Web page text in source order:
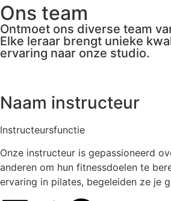
Ons team
Ontmoet ons diverse team
Elke leraar brengt unieke
ervaring naar onze studio.
Naam instructeur
Instructeursfunctie
Onze instructeur is gepassioneerd
anderen om hun fitnessdoelen te
ervaring in pilates, begeleiden ze je